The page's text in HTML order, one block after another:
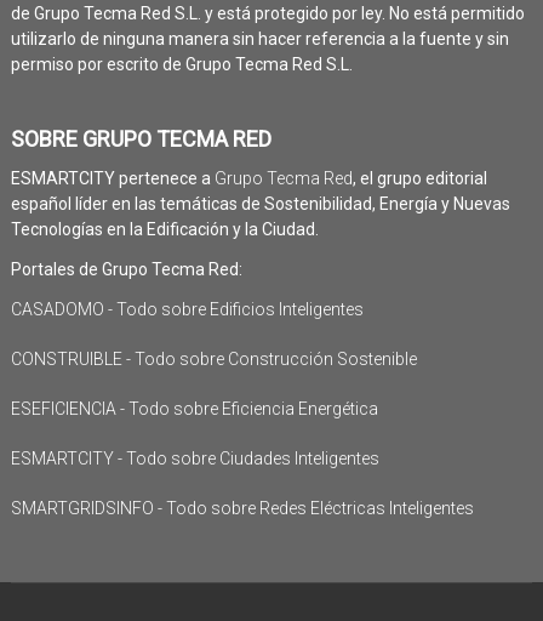
de Grupo Tecma Red S.L. y está protegido por ley. No está permitido
utilizarlo de ninguna manera sin hacer referencia a la fuente y sin
permiso por escrito de Grupo Tecma Red S.L.
SOBRE GRUPO TECMA RED
ESMARTCITY pertenece a Grupo Tecma Red, el grupo editorial
español líder en las temáticas de Sostenibilidad, Energía y Nuevas
Tecnologías en la Edificación y la Ciudad.
Portales de Grupo Tecma Red:
CASADOMO - Todo sobre Edificios Inteligentes
CONSTRUIBLE - Todo sobre Construcción Sostenible
ESEFICIENCIA - Todo sobre Eficiencia Energética
ESMARTCITY - Todo sobre Ciudades Inteligentes
SMARTGRIDSINFO - Todo sobre Redes Eléctricas Inteligentes